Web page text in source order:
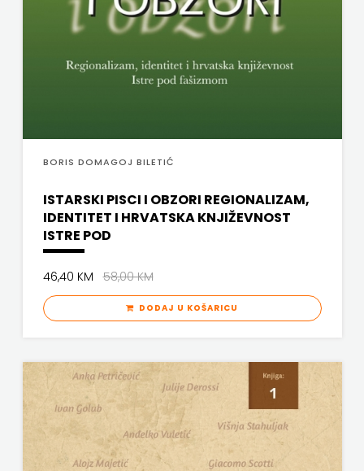
BORIS DOMAGOJ BILETIĆ
ISTARSKI PISCI I OBZORI REGIONALIZAM,
IDENTITET I HRVATSKA KNJIŽEVNOST
ISTRE POD
46,40 KM58,00 KM
DODAJ U KOŠARICU